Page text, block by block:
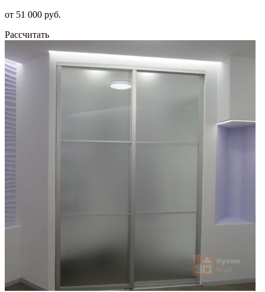
от 51 000 руб.
Рассчитать